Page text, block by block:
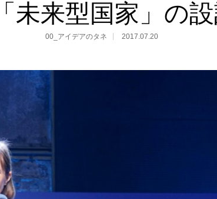
未来型国家」の
00_アイデアのタネ 2017.07.20